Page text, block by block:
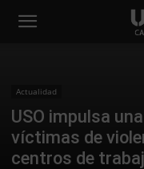
Actualidad
USO impulsa
víctimas de
centros de